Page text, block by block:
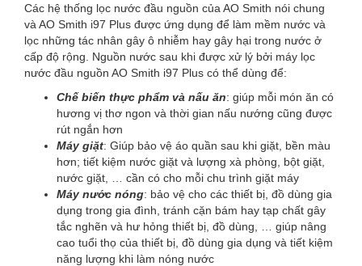
Các hệ thống lọc nước đầu nguồn của AO Smith nói chung
và AO Smith i97 Plus được ứng dụng để làm mềm nước và
lọc những tác nhân gây ô nhiễm hay gây hại trong nước ở
cấp độ rộng. Nguồn nước sau khi được xử lý bởi máy lọc
nước đầu nguồn AO Smith i97 Plus có thể dùng để:
Chế biến thực phẩm và nấu ăn: giúp mỗi món ăn có
hương vị thơ ngon và thời gian nấu nướng cũng được
rút ngắn hơn
Máy giặt: Giúp bảo vệ áo quần sau khi giặt, bền màu
hơn; tiết kiệm nước giặt và lượng xà phòng, bột giặt,
nước giặt, … cần có cho mỗi chu trình giặt máy
Máy nước nóng: bảo vệ cho các thiết bị, đồ dùng gia
dụng trong gia đình, tránh cặn bám hay tạp chất gây
tắc nghẽn và hư hỏng thiết bị, đồ dùng, … giúp nâng
cao tuổi thọ của thiết bị, đồ dùng gia dụng và tiết kiệm
năng lượng khi làm nóng nước